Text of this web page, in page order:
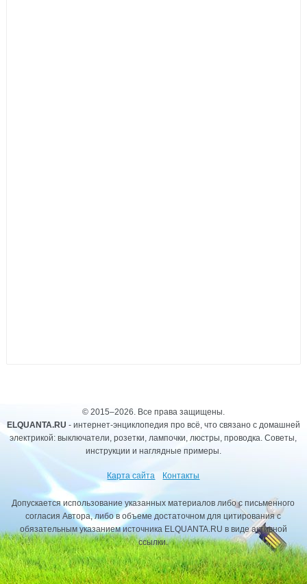
© 2015–2026. Все права защищены.
ELQUANTA.RU - интернет-энциклопедия про всё, что связано с домашней
электрикой: выключатели, розетки, лампочки, люстры, проводка. Советы,
инструкции и наглядные примеры.
Карта сайта Контакты
Допускается использование указанных материалов либо с письменного
согласия Автора, либо в объеме достаточном для цитирования с
обязательным указанием источника ELQUANTA.RU в виде активной
ссылки.